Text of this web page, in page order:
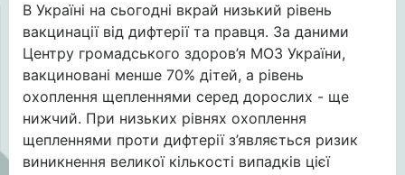
В Україні на сьогодні вкрай низький рівень
вакцинації від дифтерії та правця. За даними
Центру громадського здоров’я МОЗ України,
вакциновані менше 70% дітей, а рівень
охоплення щепленнями серед дорослих - ще
нижчий. При низьких рівнях охоплення
щепленнями проти дифтерії з’являється ризик
виникнення великої кількості випадків цієї